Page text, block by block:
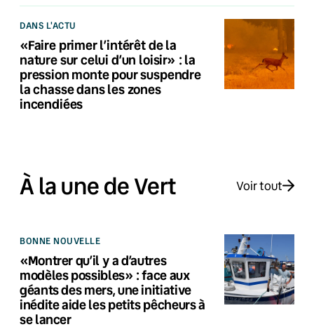
DANS L'ACTU
«Faire primer l’intérêt de la
nature sur celui d’un loisir» : la
pression monte pour suspendre
la chasse dans les zones
incendiées
À la une de Vert Voir tout
BONNE NOUVELLE
«Montrer qu’il y a d’autres
modèles possibles» : face aux
géants des mers, une initiative
inédite aide les petits pêcheurs à
se lancer